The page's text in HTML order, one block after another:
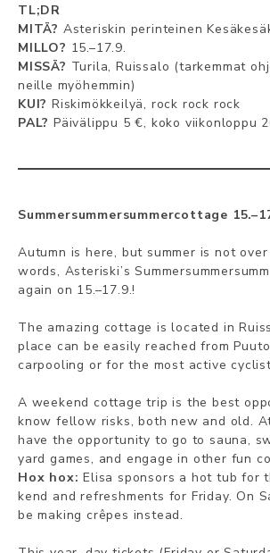
TL;DR
MI­TÄ? As­te­ris­kin pe­rin­tei­nen
MIL­LO? 15.–17.9.
MIS­SÄ? Tu­ri­la, Ruis­sa­lo (tar­kem­mat
neil­le myöh­emm­in)
KUI? Ris­ki­mökk­eil­yä, rock rock rock
PAL? Päiv­äli­ppu­ 5 €, ko­ko vii­kon­lop­pu
Sum­mer­sum­mer­sum­mer­cot­ta­ge
Au­tumn is he­re, but sum­mer is not
words, As­te­ris­ki’s
again on 15.–17.9.!
The ama­zing cot­ta­ge is lo­ca­ted in
pla­ce can be ea­si­ly reac­hed from
car­poo­ling or for the most ac­ti­ve
A wee­kend cot­ta­ge trip is the best
know fel­low risks, both new and old.
ha­ve the op­por­tu­ni­ty to go to sau­na,
yard ga­mes, and en­ga­ge in ot­her fun
Hox hox:Eli­sa spon­sors a hot tub for
kend and ref­resh­ments for Fri­day. On
be making crêpes instead.